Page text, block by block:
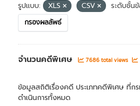
รูปแบบ: XLS CSV ระดับชั้น
กรองผลลัพธ์
จำนวนคดีพิเศษ 7686 total views
ข้อมูลสถิติเรื่องคดี ประเภทคดีพิเศษ ที่ก
ดำเนินการทั้งหมด